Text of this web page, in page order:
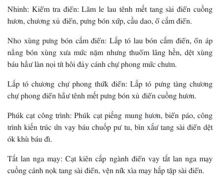
Nhinh: Kiểm tra điển: Lăm le lau tênh mết tang sài điển cuồng
hươn, chương xủ điển, pưng bón xứp, cầu dao, ổ cắm điển.
Nho xùng pưng bón cắm điển: Lắp tó lau bón cắm điển, ổn áp
nẳng bón xùng xưa mức nặm nhưng thuổm lâng hền, dệt xùng
báu hẳư làn nọi tít hôi đảy cánh chự phong mức chưm.
Lắp tó chương chự phong thứk điển: Lắp tó pưng tàng chương
chự phong điển hẳư tênh mết pưng bón xủ điển cuồng hươn.
Phúk cạt công trình: Phúk cạt piếng mung hươn, biển páo, công
trình kiến trúc ứn vạy báu chuốp pư tu, bìn xắư tang sài điển dệt
ók khù báu đì.
Tắt lan nga mạy: Cạt kiên cắp ngành điển vạy tắt lan nga mạy
cuồng cánh nọk tang sài điển, vện ník xìa mạy hắp tặp sài điển.